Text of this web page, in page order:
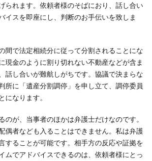
られます。依頼者様のそばにおり、話し合い
イスを即座にし、判断のお手伝いを致しま
間で法定相続分に従って分割されることにな
現金のように割り切れない不動産などが含ま
話し合いが難航しがちです。協議で決まらな
所に「遺産分割調停」を申し立て、調停委員
になります。
のが、当事者のほかは弁護士だけなのです。
偶者なども入ることはできません。私は弁護
することが可能です。相手方の反応や証拠を
ムでアドバイスできるのは、依頼者様にとっ